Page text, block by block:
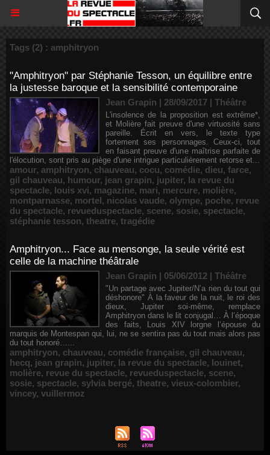
Tags (2) : amphitryon
"Amphitryon" par Stéphanie Tesson, un équilibre entre
la justesse baroque et la sensibilité contemporaine
Jean Grapin | 28/09/2017 | Théâtre
L'insolence de la proposition est extrême*,
et Molière fait preuve d'une virtuosité sans
pareille. Écrit en vers, le texte type
fortement ses personnages. Ceux-ci, tout
en faisant preuve d'une maîtrise parfaite de
l'élocution, sont pris au piège d'une intrigue particulièrement retorse et...
amour, amphitryon, chauveau, cocu, comédie, dieu, farce,
gil chauveau, humour, jean grapin, jupiter, la revue du
spectacle, louis xvi, magazine, mari, mercure, molière,
montparnasse, mortel, nicolas vaude, olympe, poche, revue
du spectacle, revueduspectacle, scene, sosie, spectacle,
stéphanie tesson, theatre, tragédie
Amphitryon... Face au mensonge, la seule vérité est
celle de la machine théâtrale
Jean Grapin | 05/06/2012 | Théâtre
"Un partage avec Jupiter/N’a rien du tout qui
déshonore" À la faveur de la nuit, le roi des
dieux, Jupiter soi-même, remplace
Amphitryon dans le lit conjugal… À l’époque
des faits, Louis XIV lorgne l’épouse du
marquis de Montespan qui, lui, ne se sentira pas du tout mais alors pas
du tout honoré…...
amphitryon, chauveau, comédie française, gil chauveau,
hecq, jean grapin, jupiter, la revue du spectacle, louinet,
molière, revue du spectacle, revueduspectacle, scene,
sosie, spectacle, sylvia bergé, theatre, vieux-colombier,
vincey, vuillermoz